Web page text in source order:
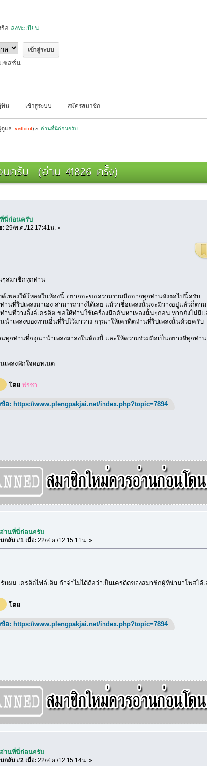
รือ ลงทะเบียน
เซสชั่น
ทิน เข้าสู่ระบบ สมัครสมาชิก
ดูแล: vathitrit) » อ่านที่นี่ก่อนครับ
ครับ (อ่าน 41826 ครั้ง)
นี่ก่อนครับ
: 29/พ.ค./12 17:41น. »
ๆสมาชิกทุกท่าน
ค์เพลงให้โหลดในห้องนี้ อยากจะขอความร่วมมือจากทุกท่านดังต่อไปนี้ครับ
านที่ริปเพลงมาเอง สามารถวางได้เลย แม้ว่าชื่อเพลงนั้นจะมีวางอยู่แล้วก็ตาม
านที่วางลิ้งค์เครดิต ขอให้ท่านใช้เครื่องมือค้นหาเพลงนั้นๆก่อน หากยังไม่มี
นำเพลงของท่านอื่นที่ริปไว้มาวาง กรุณาให้เครดิตท่านที่ริปเพลงนั้นด้วยครับ
กท่านที่กรุณานำเพลงมาลงในห้องนี้ และให้ความร่วมมือเป็นอย่างดีทุกท่า
เพลงพักใจดอทเนต
โดย พีรชา
ข้อ: https://www.plengpakjai.net/index.php?topic=7894
อ่านที่นี่ก่อนครับ
กลับ #1 เมื่อ: 22/ส.ค./12 15:11น. »
บผม เครดิตไฟล์เดิม ถ้าจำไม่ได้ถือว่าเป็นเครดิตของสมาชิกผู้ที่นำมาโพสไ
โดย
ข้อ: https://www.plengpakjai.net/index.php?topic=7894
านที่นี่ก่อนครับ
กลับ #2 เมื่อ: 22/ส.ค./12 15:14น. »